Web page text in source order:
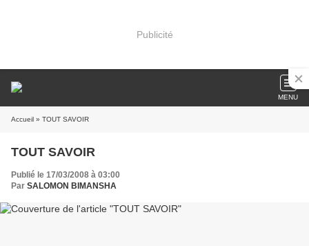
Publicité
MENU
Accueil » TOUT SAVOIR
TOUT SAVOIR
Publié le 17/03/2008 à 03:00
Par SALOMON BIMANSHA